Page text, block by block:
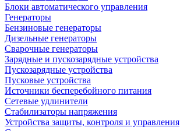
Блоки автоматического управления
Генераторы
Бензиновые генераторы
Дизельные генераторы
Сварочные генераторы
Зарядные и пускозарядные устройства
Пускозарядные устройства
Пусковые устройства
Источники бесперебойного питания
Сетевые удлинители
Стабилизаторы напряжения
Устройства защиты, контроля и управления